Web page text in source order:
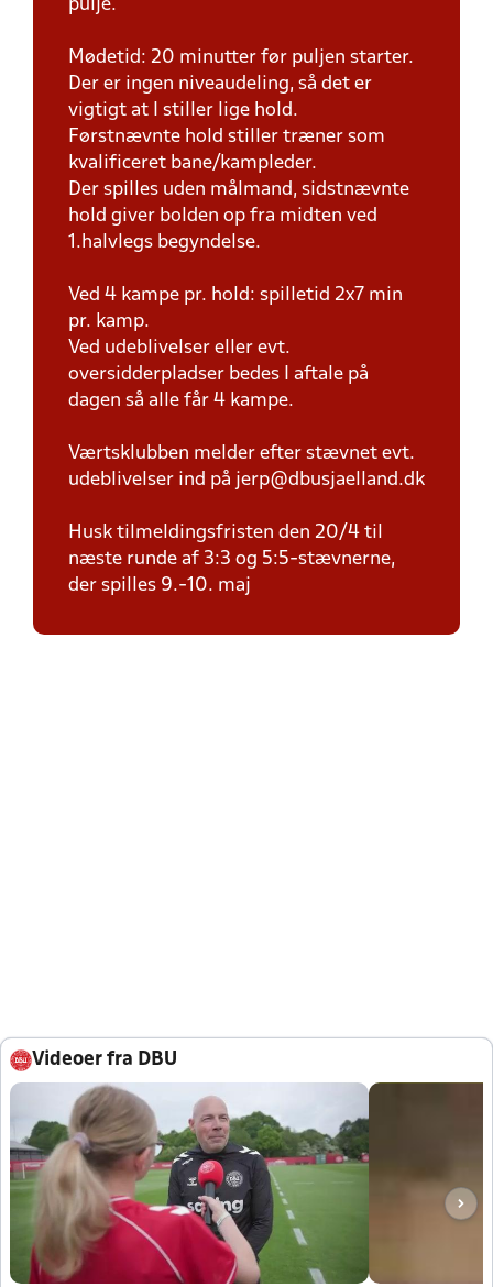
pulje.
Mødetid: 20 minutter før puljen starter.
Der er ingen niveaudeling, så det er
vigtigt at I stiller lige hold.
Førstnævnte hold stiller træner som
kvalificeret bane/kampleder.
Der spilles uden målmand, sidstnævnte
hold giver bolden op fra midten ved
1.halvlegs begyndelse.
Ved 4 kampe pr. hold: spilletid 2x7 min
pr. kamp.
Ved udeblivelser eller evt.
oversidderpladser bedes I aftale på
dagen så alle får 4 kampe.
Værtsklubben melder efter stævnet evt.
udeblivelser ind på jerp@dbusjaelland.dk
Husk tilmeldingsfristen den 20/4 til
næste runde af 3:3 og 5:5-stævnerne,
der spilles 9.-10. maj
Videoer fra DBU